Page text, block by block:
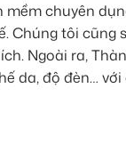
chuyên
Chúng tôi cũng
Ngoài ra,
da, độ đèn…